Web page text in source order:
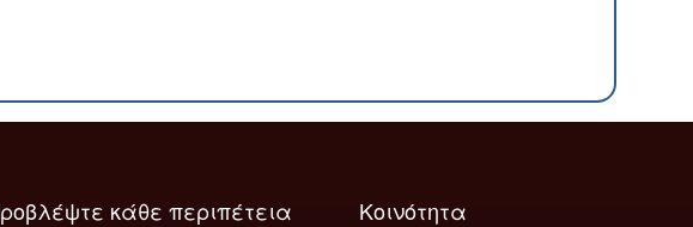
Κοινότητα
Προβλέψτε κάθε περιπέτεια